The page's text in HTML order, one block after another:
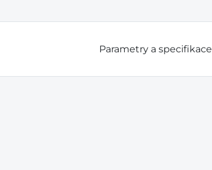
Parametry a specifikace